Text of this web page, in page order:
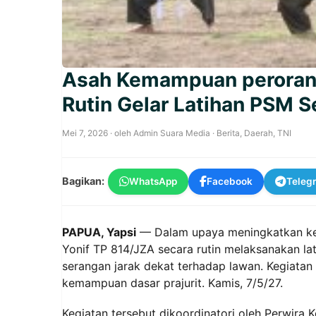
Asah Kemampuan
Rutin Gelar Latihan PSM
Mei 7, 2026 · oleh Admin Suara Media · Berita Daerah TNI
Bagikan: WhatsApp Facebook
PAPUA, Yapsi — Dalam upaya meningkatkan
Yonif TP 814/JZA secara rutin melaksanakan
serangan jarak dekat terhadap lawan.
kemampuan dasar prajurit. Kamis, 7/5/27.